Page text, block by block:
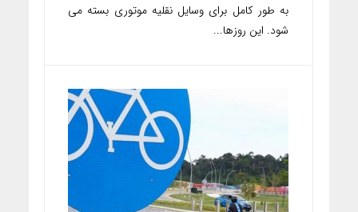
به طور کامل برای وسایل نقلیه موتوری بسته می
شود. این روزها...